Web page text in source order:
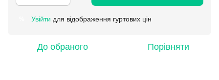
Увійти для відображення гуртових цін
До обраного Порівняти